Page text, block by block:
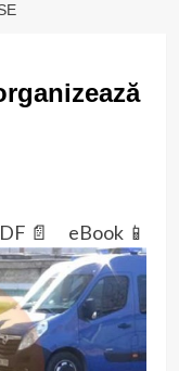
📄 eBook 📱